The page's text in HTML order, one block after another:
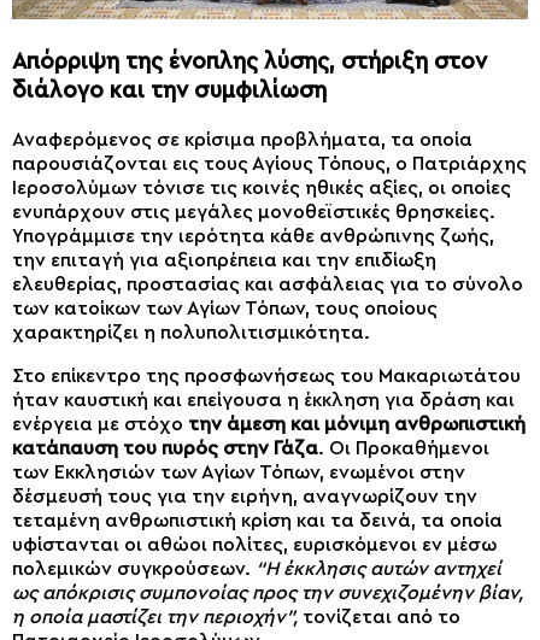
Απόρριψη της ένοπλης λύσης, στήριξη στον
διάλογο και την συμφιλίωση
Αναφερόμενος σε κρίσιμα προβλήματα, τα οποία
παρουσιάζονται εις τους Αγίους Τόπους, ο Πατριάρχης
Ιεροσολύμων τόνισε τις κοινές ηθικές αξίες, οι οποίες
ενυπάρχουν στις μεγάλες μονοθεϊστικές θρησκείες.
Υπογράμμισε την ιερότητα κάθε ανθρώπινης ζωής,
την επιταγή για αξιοπρέπεια και την επιδίωξη
ελευθερίας, προστασίας και ασφάλειας για το σύνολο
των κατοίκων των Αγίων Τόπων, τους οποίους
χαρακτηρίζει η πολυπολιτισμικότητα.
Στο επίκεντρο της προσφωνήσεως του Μακαριωτάτου
ήταν καυστική και επείγουσα η έκκληση για δράση και
ενέργεια με στόχο την άμεση και μόνιμη ανθρωπιστική
κατάπαυση του πυρός στην Γάζα. Οι Προκαθήμενοι
των Εκκλησιών των Αγίων Τόπων, ενωμένοι στην
δέσμευσή τους για την ειρήνη, αναγνωρίζουν την
τεταμένη ανθρωπιστική κρίση και τα δεινά, τα οποία
υφίστανται οι αθώοι πολίτες, ευρισκόμενοι εν μέσω
πολεμικών συγκρούσεων. “Η έκκλησις αυτών αντηχεί
ως απόκρισις συμπονοίας προς την συνεχιζομένην βίαν,
η οποία μαστίζει την περιοχήν”, τονίζεται από το